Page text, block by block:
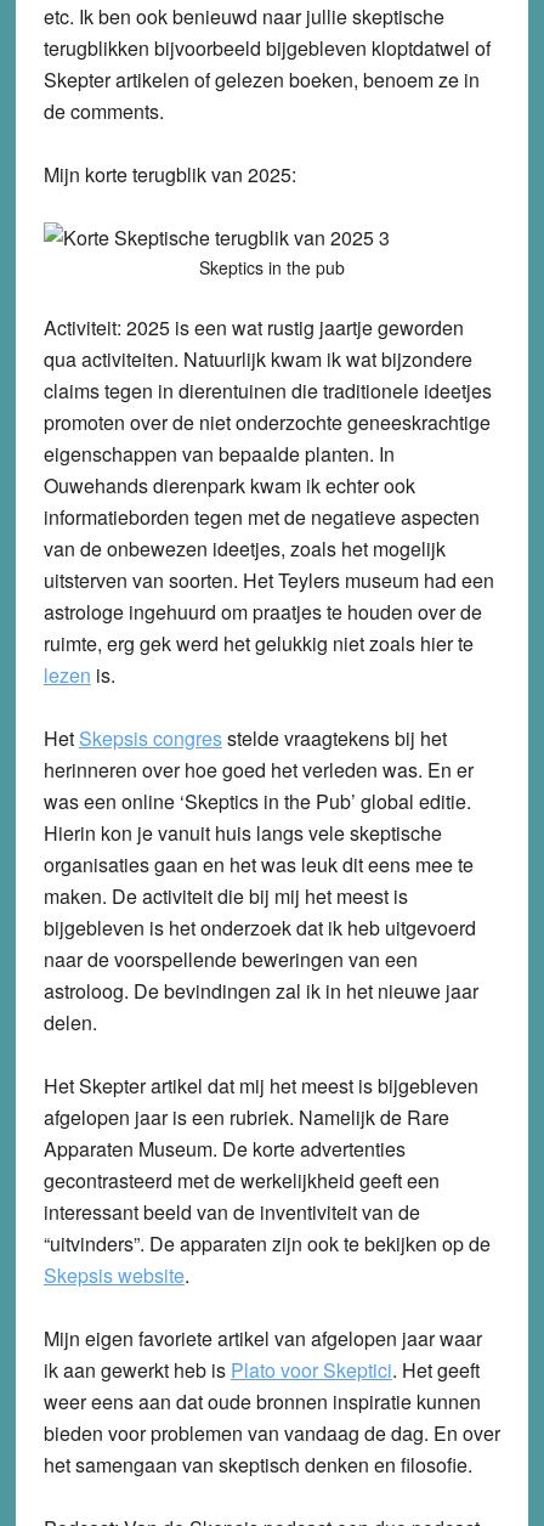
etc. Ik ben ook benieuwd naar jullie skeptische
terugblikken bijvoorbeeld bijgebleven kloptdatwel of
Skepter artikelen of gelezen boeken, benoem ze in
de comments.
Mijn korte terugblik van 2025:
Skeptics in the pub
Activiteit: 2025 is een wat rustig jaartje geworden
qua activiteiten. Natuurlijk kwam ik wat bijzondere
claims tegen in dierentuinen die traditionele ideetjes
promoten over de niet onderzochte geneeskrachtige
eigenschappen van bepaalde planten. In
Ouwehands dierenpark kwam ik echter ook
informatieborden tegen met de negatieve aspecten
van de onbewezen ideetjes, zoals het mogelijk
uitsterven van soorten. Het Teylers museum had een
astrologe ingehuurd om praatjes te houden over de
ruimte, erg gek werd het gelukkig niet zoals hier te
lezen is.
Het Skepsis congresstelde vraagtekens bij het
herinneren over hoe goed het verleden was. En er
was een online ‘Skeptics in the Pub’ global editie.
Hierin kon je vanuit huis langs vele skeptische
organisaties gaan en het was leuk dit eens mee te
maken. De activiteit die bij mij het meest is
bijgebleven is het onderzoek dat ik heb uitgevoerd
naar de voorspellende beweringen van een
astroloog. De bevindingen zal ik in het nieuwe jaar
delen.
Het Skepter artikel dat mij het meest is bijgebleven
afgelopen jaar is een rubriek. Namelijk de Rare
Apparaten Museum. De korte advertenties
gecontrasteerd met de werkelijkheid geeft een
interessant beeld van de inventiviteit van de
“uitvinders”. De apparaten zijn ook te bekijken op de
Skepsis website.
Mijn eigen favoriete artikel van afgelopen jaar waar
ik aan gewerkt heb is Plato voor Skeptici. Het geeft
weer eens aan dat oude bronnen inspiratie kunnen
bieden voor problemen van vandaag de dag. En over
het samengaan van skeptisch denken en filosofie.